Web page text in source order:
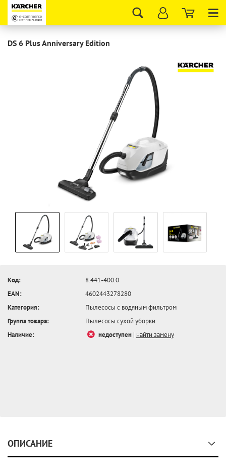
DS 6 Plus Anniversary Edition
Код:
8.441-400.0
EAN:
4602443278280
Категория:
Пылесосы с водяным фильтром
Группа товара:
Пылесосы сухой уборки
Наличие:
недоступен | найти замену
ОПИСАНИЕ